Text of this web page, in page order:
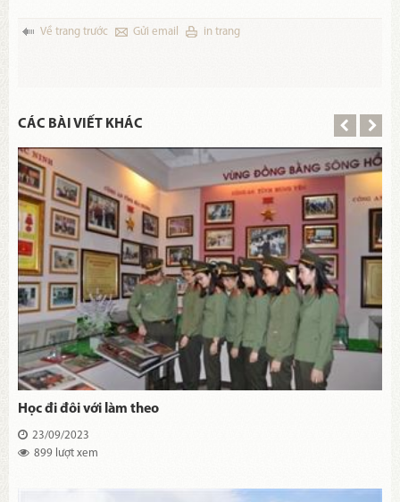
Về trang trước Gửi email in trang
CÁC BÀI VIẾT KHÁC
Học đi đôi với làm theo
23/09/2023
899 lượt xem